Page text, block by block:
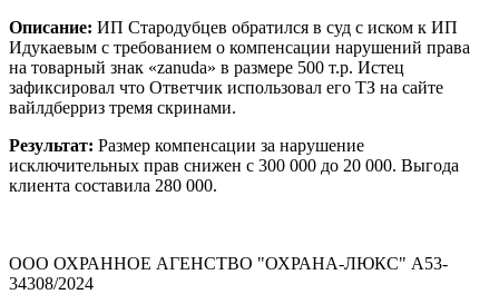
Описание: ИП Стародубцев обратился в суд с иском к ИП
Идукаевым с требованием о компенсации нарушений права
на товарный знак «zanuda» в размере 500 т.р. Истец
зафиксировал что Ответчик использовал его ТЗ на сайте
вайлдберриз тремя скринами.
Результат: Размер компенсации за нарушение
исключительных прав снижен с 300 000 до 20 000. Выгода
клиента составила 280 000.
ООО ОХРАННОЕ АГЕНСТВО "ОХРАНА-ЛЮКС" А53-
34308/2024